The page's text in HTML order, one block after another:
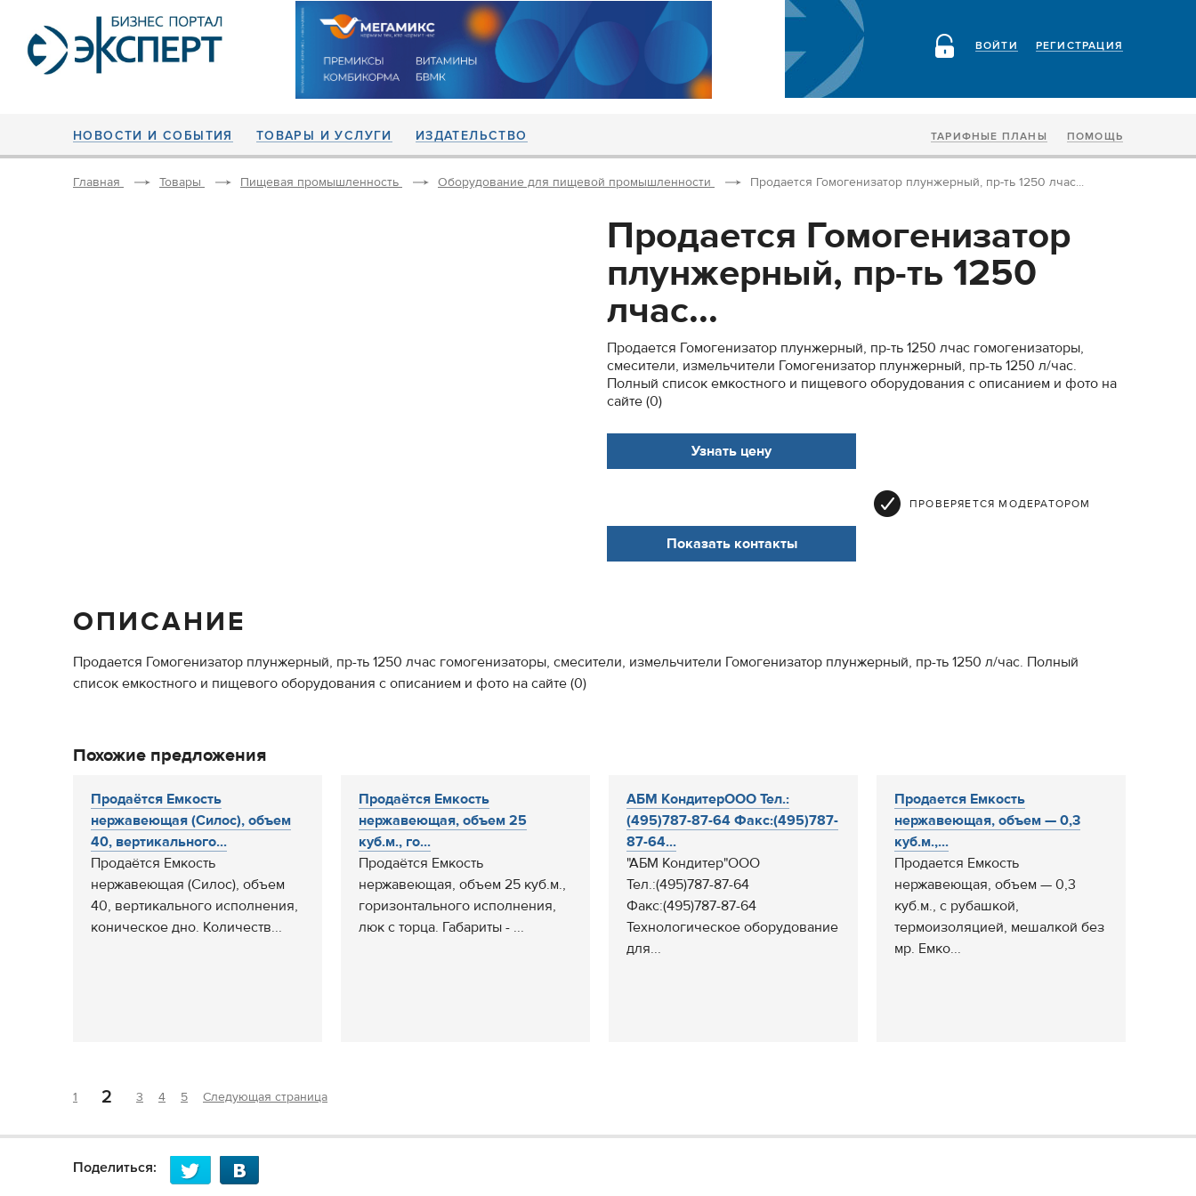
РЕГИСТРАЦИЯ
ВОЙТИ
НОВОСТИ И СОБЫТИЯ ТОВАРЫ И УСЛУГИ ИЗДАТЕЛЬСТВО ТАРИФНЫЕ ПЛАНЫ ПОМОЩЬ
Главная Товары Пищевая промышленность Оборудование для пищевой промышленности Продается Гомогенизатор плунжерный, пр-ть 1250 лчас...
Продается Гомогенизатор
плунжерный, пр-ть 1250
лчас...
Продается Гомогенизатор плунжерный, пр-ть 1250 лчас гомогенизаторы,
смесители, измельчители Гомогенизатор плунжерный, пр-ть 1250 л/час.
Полный список емкостного и пищевого оборудования с описанием и фото на
сайте (0)
Узнать цену
ПРОВЕРЯЕТСЯ МОДЕРАТОРОМ
Показать контакты
ОПИСАНИЕ
Продается Гомогенизатор плунжерный, пр-ть 1250 лчас гомогенизаторы, смесители, измельчители Гомогенизатор плунжерный, пр-ть 1250 л/час. Полный
список емкостного и пищевого оборудования с описанием и фото на сайте (0)
Похожие предложения
Продаётся Емкость
нержавеющая (Силос), объем
40, вертикального...
Продаётся Емкость
нержавеющая (Силос), объем
40, вертикального исполнения,
коническое дно. Количеств...
Продаётся Емкость
нержавеющая, объем 25
куб.м., го...
Продаётся Емкость
нержавеющая, объем 25 куб.м.,
горизонтального исполнения,
люк с торца. Габариты - ...
АБМ КондитерООО Тел.:
(495)787-87-64 Факс:(495)787-
87-64...
"АБМ Кондитер"ООО
Тел.:(495)787-87-64
Факс:(495)787-87-64
Технологическое оборудование
для...
Продается Емкость
нержавеющая, объем — 0,3
куб.м.,...
Продается Емкость
нержавеющая, объем — 0,3
куб.м., с рубашкой,
термоизоляцией, мешалкой без
мр. Емко...
1 2 3 4 5 Следующая страница
Поделиться: